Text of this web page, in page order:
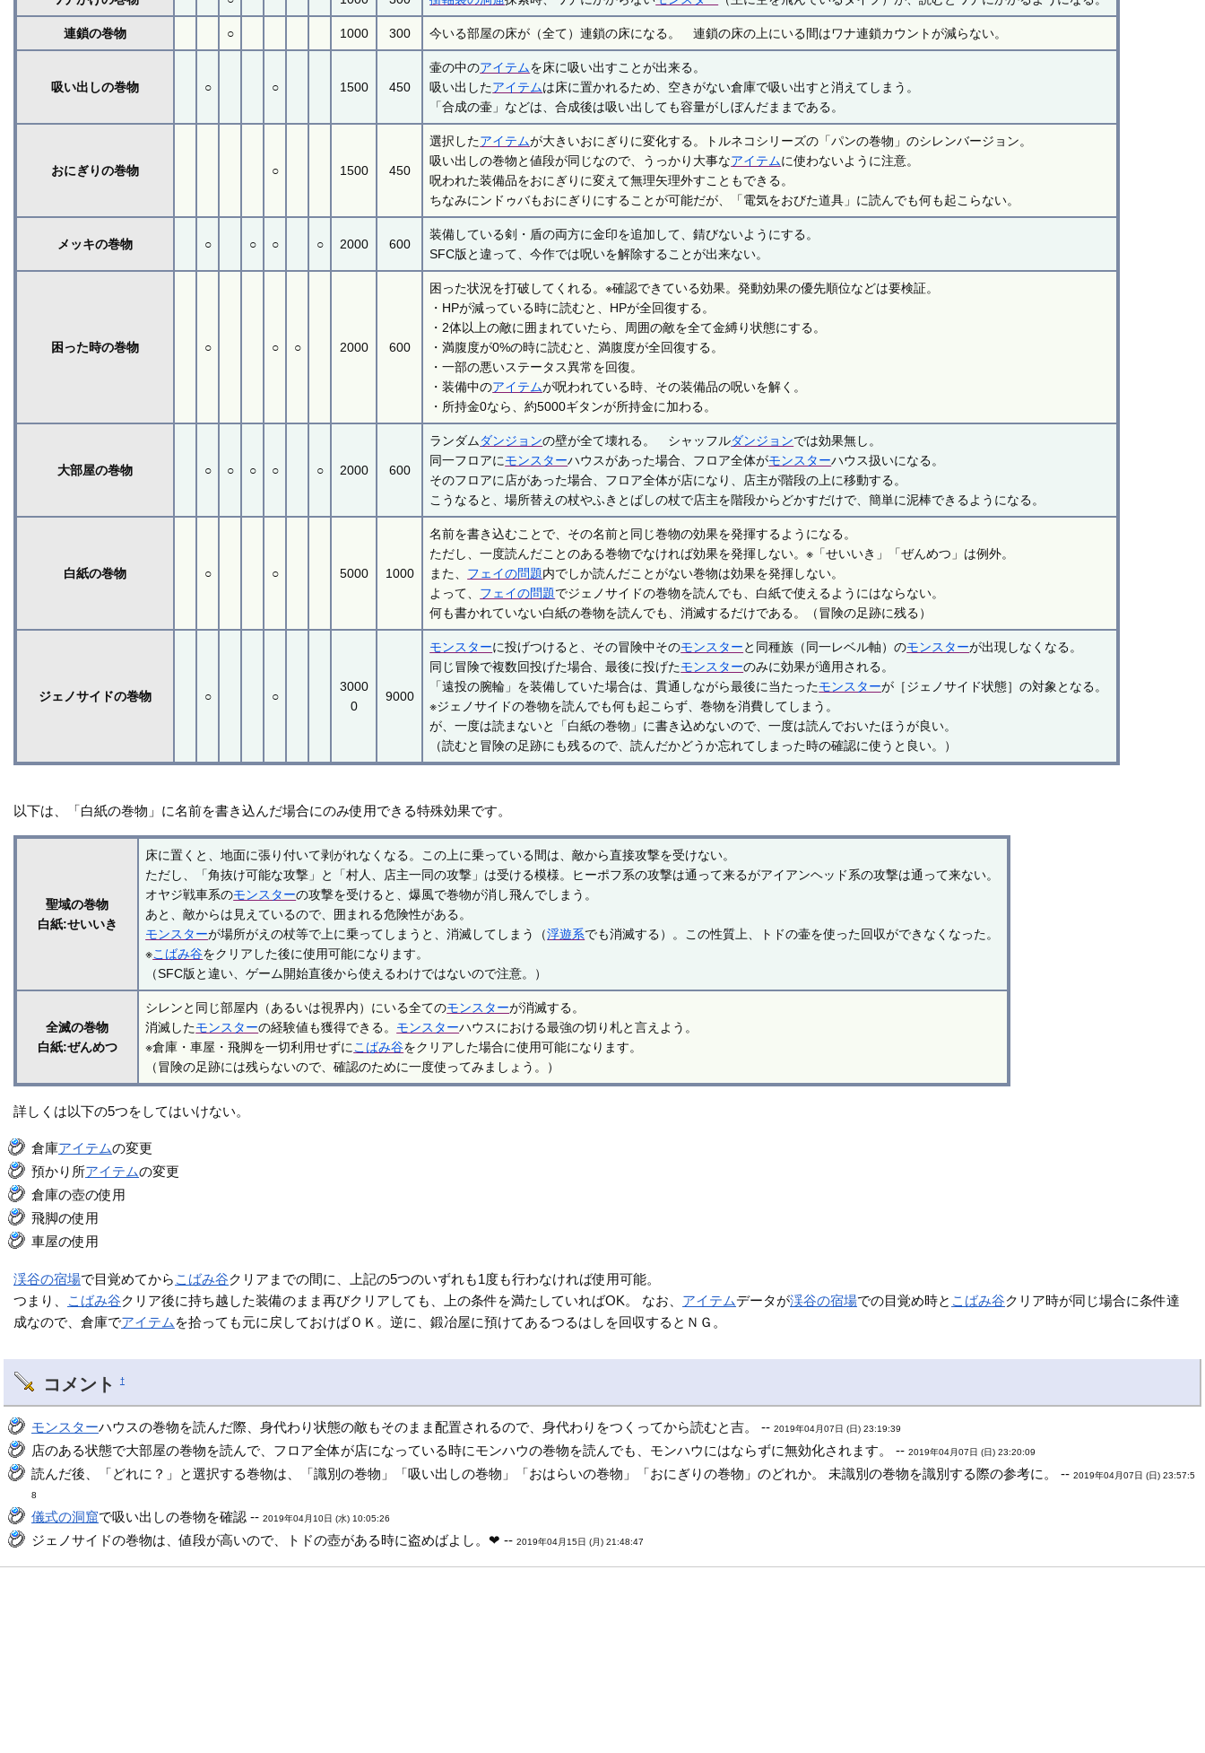
連鎖の巻物 ○ 1000 300 今いる部屋の床が（全て）連鎖の床になる。 連鎖の床の上にいる間はワナ連鎖カウントが減らない。
吸い出しの巻物 ○ ○ 1500 450
壷の中のアイテムを床に吸い出すことが出来る。
吸い出したアイテムは床に置かれるため、空きがない倉庫で吸い出すと消えてしまう。
「合成の壷」などは、合成後は吸い出しても容量がしぼんだままである。
おにぎりの巻物 ○ 1500 450
選択したアイテムが大きいおにぎりに変化する。トルネコシリーズの「パンの巻物」のシレンバージョン。
吸い出しの巻物と値段が同じなので、うっかり大事なアイテムに使わないように注意。
呪われた装備品をおにぎりに変えて無理矢理外すこともできる。
ちなみにンドゥバもおにぎりにすることが可能だが、「電気をおびた道具」に読んでも何も起こらない。
メッキの巻物 ○ ○ ○ ○ 2000 600
装備している剣・盾の両方に金印を追加して、錆びないようにする。
SFC版と違って、今作では呪いを解除することが出来ない。
困った時の巻物 ○ ○ ○ 2000 600
困った状況を打破してくれる。※確認できている効果。発動効果の優先順位などは要検証。
・HPが減っている時に読むと、HPが全回復する。
・2体以上の敵に囲まれていたら、周囲の敵を全て金縛り状態にする。
・満腹度が0%の時に読むと、満腹度が全回復する。
・一部の悪いステータス異常を回復。
・装備中のアイテムが呪われている時、その装備品の呪いを解く。
・所持金0なら、約5000ギタンが所持金に加わる。
大部屋の巻物 ○ ○ ○ ○ ○ 2000 600
ランダムダンジョンの壁が全て壊れる。 シャッフルダンジョンでは効果無し。
同一フロアにモンスターハウスがあった場合、フロア全体がモンスターハウス扱いになる。
そのフロアに店があった場合、フロア全体が店になり、店主が階段の上に移動する。
こうなると、場所替えの杖やふきとばしの杖で店主を階段からどかすだけで、簡単に泥棒できるようになる。
白紙の巻物 ○ ○ 5000 1000
名前を書き込むことで、その名前と同じ巻物の効果を発揮するようになる。
ただし、一度読んだことのある巻物でなければ効果を発揮しない。※「せいいき」「ぜんめつ」は例外。
また、 フェイの問題内でしか読んだことがない巻物は効果を発揮しない。
よって、 フェイの問題でジェノサイドの巻物を読んでも、白紙で使えるようにはならない。
何も書かれていない白紙の巻物を読んでも、消滅するだけである。（冒険の足跡に残る）
ジェノサイドの巻物 ○ ○
3000
0
9000
モンスターに投げつけると、その冒険中そのモンスターと同種族（同一レベル軸）のモンスターが出現しなくなる。
同じ冒険で複数回投げた場合、最後に投げたモンスターのみに効果が適用される。
「遠投の腕輪」を装備していた場合は、貫通しながら最後に当たったモンスターが［ジェノサイド状態］の対象となる。
※ジェノサイドの巻物を読んでも何も起こらず、巻物を消費してしまう。
が、一度は読まないと「白紙の巻物」に書き込めないので、一度は読んでおいたほうが良い。
（読むと冒険の足跡にも残るので、読んだかどうか忘れてしまった時の確認に使うと良い。）
以下は、「白紙の巻物」に名前を書き込んだ場合にのみ使用できる特殊効果です。
聖域の巻物
白紙:せいいき
床に置くと、地面に張り付いて剥がれなくなる。この上に乗っている間は、敵から直接攻撃を受けない。
ただし、「角抜け可能な攻撃」と「村人、店主一同の攻撃」は受ける模様。ヒーポフ系の攻撃は通って来るがアイアンヘッド系の攻撃は通って来ない。
オヤジ戦車系のモンスターの攻撃を受けると、爆風で巻物が消し飛んでしまう。
あと、敵からは見えているので、囲まれる危険性がある。
モンスターが場所がえの杖等で上に乗ってしまうと、消滅してしまう（浮遊系でも消滅する）。この性質上、トドの壷を使った回収ができなくなった。
※こばみ谷をクリアした後に使用可能になります。
（SFC版と違い、ゲーム開始直後から使えるわけではないので注意。）
全滅の巻物
白紙:ぜんめつ
シレンと同じ部屋内（あるいは視界内）にいる全てのモンスターが消滅する。
消滅したモンスターの経験値も獲得できる。 モンスターハウスにおける最強の切り札と言えよう。
※倉庫・車屋・飛脚を一切利用せずにこばみ谷をクリアした場合に使用可能になります。
（冒険の足跡には残らないので、確認のために一度使ってみましょう。）
詳しくは以下の5つをしてはいけない。
倉庫アイテムの変更
預かり所アイテムの変更
倉庫の壺の使用
飛脚の使用
車屋の使用
渓谷の宿場で目覚めてから こばみ谷クリアまでの間に、上記の5つのいずれも1度も行わなければ使用可能。
つまり、
こばみ谷クリア後に持ち越した装備のまま再びクリアしても、上の条件を満たしていればOK。 なお、 アイテムデータが渓谷の宿場での目覚め時と こばみ谷クリア時が同じ場合に条件達
成なので、倉庫でアイテム を拾っても元に戻しておけばＯＫ。逆に、鍛冶屋に預けてあるつるはしを回収するとＮＧ。
コメント †
モンスターハウスの巻物を読んだ際、身代わり状態の敵もそのまま配置されるので、身代わりをつくってから読むと吉。 --2019年04月07日 (日) 23:19:39
店のある状態で大部屋の巻物を読んで、フロア全体が店になっている時にモンハウの巻物を読んでも、モンハウにはならずに無効化されます。 --2019年04月07日 (日) 23:20:09
読んだ後、「どれに？」と選択する巻物は、「識別の巻物」「吸い出しの巻物」「おはらいの巻物」「おにぎりの巻物」のどれか。 未識別の巻物を識別する際の参考に。 --2019年04月07日 (日) 23:57:5
8
儀式の洞窟で吸い出しの巻物を確認 --2019年04月10日 (水) 10:05:26
ジェノサイドの巻物は、値段が高いので、トドの壺がある時に盗めばよし。❤ --2019年04月15日 (月) 21:48:47